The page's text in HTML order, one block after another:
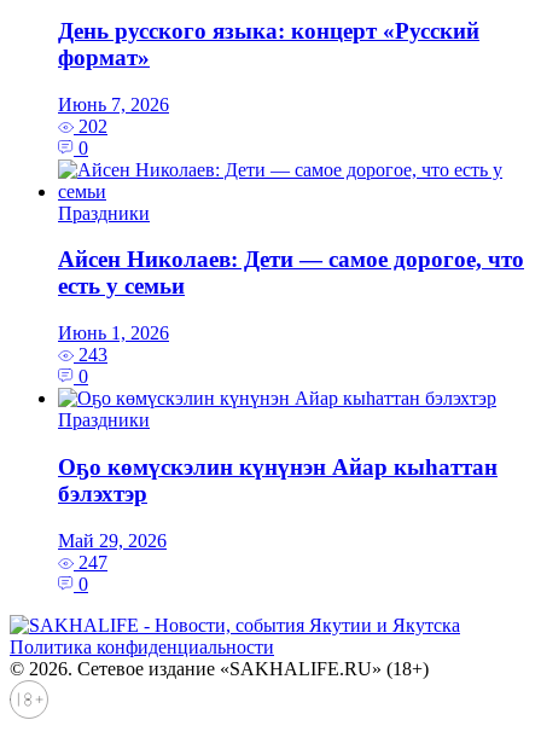
День русского языка: концерт «Русский
формат»
Июнь 7, 2026
202
0
Праздники
Айсен Николаев: Дети — самое дорогое, что
есть у семьи
Июнь 1, 2026
243
0
Праздники
Оҕо көмүскэлин күнүнэн Айар кыһаттан
бэлэхтэр
Май 29, 2026
247
0
Политика конфиденциальности
© 2026. Сетевое издание «SAKHALIFE.RU» (18+)